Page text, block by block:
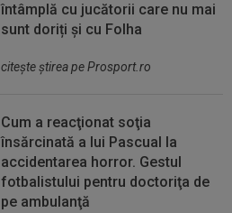
întâmplă cu jucătorii care nu mai
sunt doriți și cu Folha
citeşte ştirea pe Prosport.ro
Cum a reacţionat soţia
însărcinată a lui Pascual la
accidentarea horror. Gestul
fotbalistului pentru doctoriţa de
pe ambulanţă